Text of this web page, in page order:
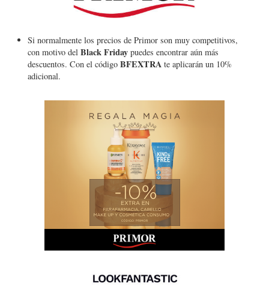
Si normalmente los precios de Primor son muy competitivos,
con motivo del Black Friday puedes encontrar aún más
descuentos. Con el código BFEXTRA te aplicarán un 10%
adicional.